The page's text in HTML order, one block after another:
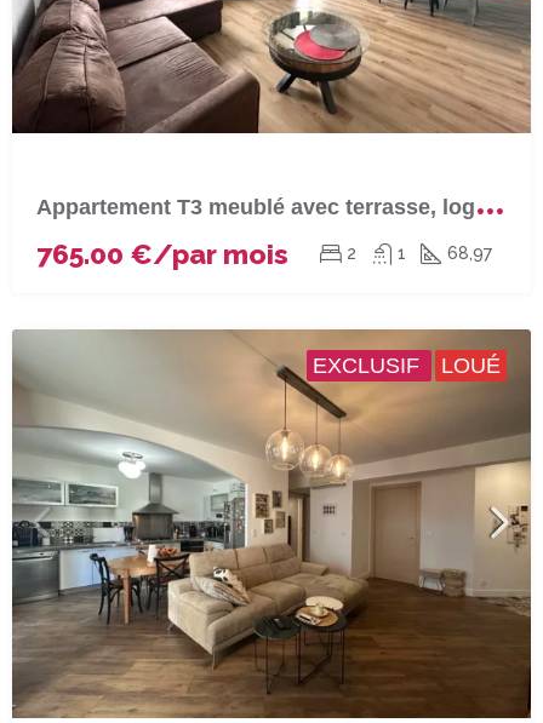
A
ppartement T3 meublé avec terrasse, loggia, parking et cave à BASTIA (Sortie Sud)
765.00 €/par mois 2 1 68,97
EXCLUSIF LOUÉ